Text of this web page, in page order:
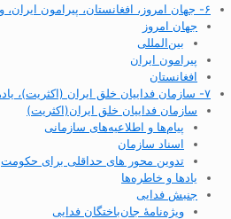
۶- جهان امروز، افغانستان، پیرامون ایران، و نظرات شما
جهان امروز
بین‌المللی
پیرامون ایران
افغانستان
۷- سازمان فداییان خلق ایران (اکثریت)، یادها و خاطره ها، کتابخانه مجازی
سازمان فداییان خلق ایران(اکثریت)
پیام‌ها و اطلاعیه‌های سازمانی
اسناد سازمان
تدوین محور های حداقلی برای حکومت
یادها و خاطره‌ها
جنبش فدایی
ویژه‌نامهٔ جان‌باختگان فدایی